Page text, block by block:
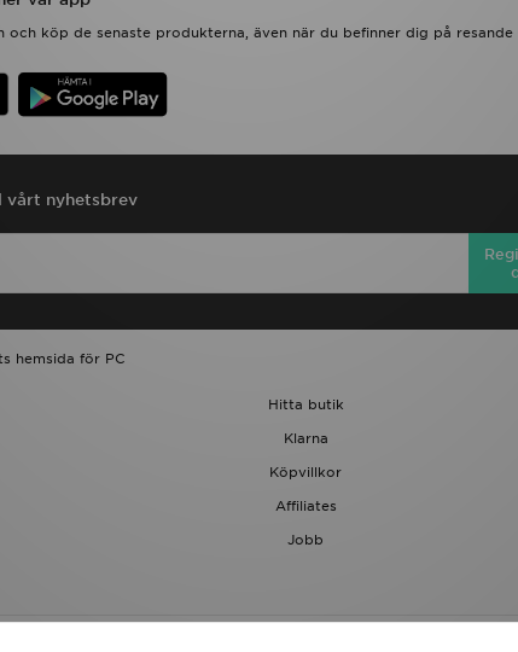
köp de senaste produkterna, även när du befinner dig på resande
vårt nyhetsbrev
hemsida för PC
Hitta butik
Klarna
Köpvillkor
Affiliates
Jobb